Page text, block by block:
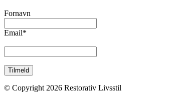
Fornavn
Email*
© Copyright 2026 Restorativ Livsstil